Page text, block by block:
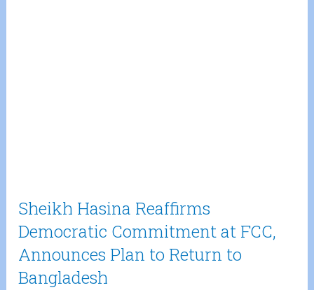
Sheikh Hasina Reaffirms
Democratic Commitment at FCC,
Announces Plan to Return to
Bangladesh